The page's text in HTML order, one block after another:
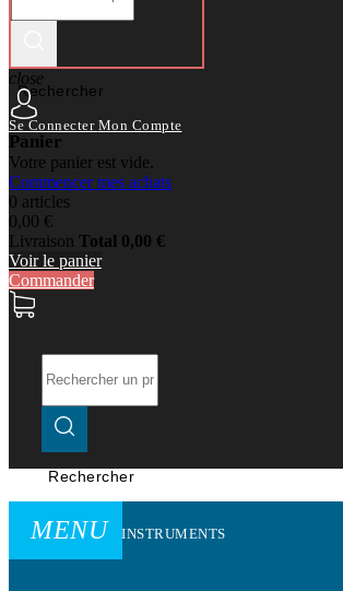
Rechercher
close
Se Connecter Mon Compte
Panier
Votre panier est vide.
Commencer mes achats
0 articles
0,00 €
Livraison Total 0,00 €
Voir le panier
Commander
Rechercher
MENU INSTRUMENTS